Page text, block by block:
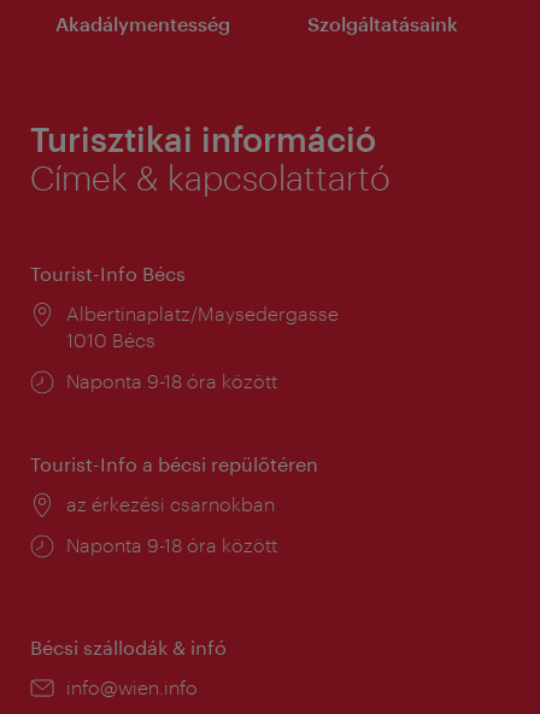
Akadálymentesség Szolgáltatásaink
Turisztikai információ
Címek & kapcsolattartó
Tourist-Info Bécs
Helyszín:
Albertinaplatz/Maysedergasse
1010 Bécs
Nyitva
Naponta 9-18 óra között
Tourist-Info a bécsi repülőtéren
Helyszín:
az érkezési csarnokban
Nyitva
Naponta 9-18 óra között
Bécsi szállodák & infó
E-
info@wien.info